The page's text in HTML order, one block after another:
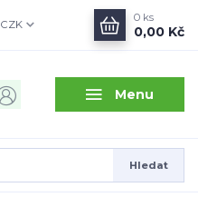
Menu
CZK
Hledat
0 ks
0,00 Kč